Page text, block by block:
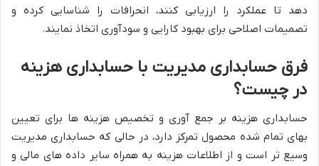
دهد تا عملکرد را ارزیابی کنند، انحرافات را شناسایی کرده و
تصمیمات اصلاحی برای بهبود کارایی و سودآوری اتخاذ نمایند.
فرق حسابداری مدیریت با حسابداری هزینه
در چیست؟
حسابداری هزینه بر جمع آوری و تخصیص هزینه ها برای تعیین
بهای تمام شده محصول تمرکز دارد، در حالی که حسابداری مدیریت
وسیع تر است و از اطلاعات هزینه به همراه سایر داده های مالی و